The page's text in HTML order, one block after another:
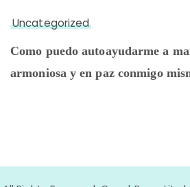
Uncategorized
Como puedo autoayudarme a
armoniosa y en paz conmigo